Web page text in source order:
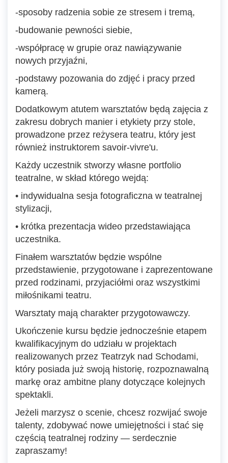
-sposoby radzenia sobie ze stresem i tremą,
-budowanie pewności siebie,
-współpracę w grupie oraz nawiązywanie
nowych przyjaźni,
-podstawy pozowania do zdjęć i pracy przed
kamerą.
Dodatkowym atutem warsztatów będą zajęcia z
zakresu dobrych manier i etykiety przy stole,
prowadzone przez reżysera teatru, który jest
również instruktorem savoir-vivre'u.
Każdy uczestnik stworzy własne portfolio
teatralne, w skład którego wejdą:
• indywidualna sesja fotograficzna w teatralnej
stylizacji,
• krótka prezentacja wideo przedstawiająca
uczestnika.
Finałem warsztatów będzie wspólne
przedstawienie, przygotowane i zaprezentowane
przed rodzinami, przyjaciółmi oraz wszystkimi
miłośnikami teatru.
Warsztaty mają charakter przygotowawczy.
Ukończenie kursu będzie jednocześnie etapem
kwalifikacyjnym do udziału w projektach
realizowanych przez Teatrzyk nad Schodami,
który posiada już swoją historię, rozpoznawalną
markę oraz ambitne plany dotyczące kolejnych
spektakli.
Jeżeli marzysz o scenie, chcesz rozwijać swoje
talenty, zdobywać nowe umiejętności i stać się
częścią teatralnej rodziny — serdecznie
zapraszamy!